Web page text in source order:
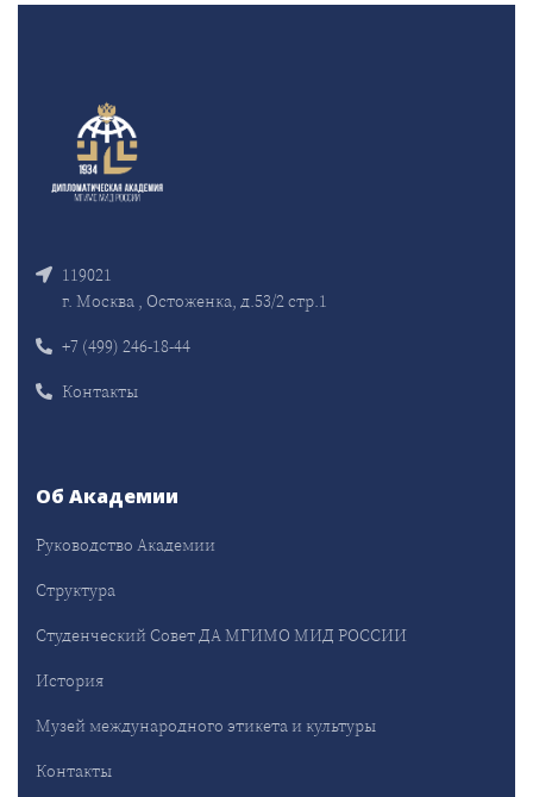
119021
г. Москва , Остоженка, д.53/2 стр.1
+7 (499) 246-18-44
Контакты
Об Академии
Руководство Академии
Структура
Студенческий Совет ДА МГИМО МИД РОССИИ
История
Музей международного этикета и культуры
Контакты